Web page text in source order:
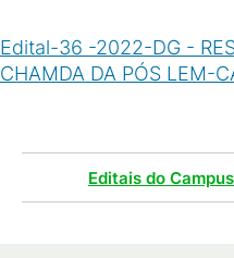
Edital-36 -2022-DG -
CHAMDA DA PÓS LEM-
Editais do Campus